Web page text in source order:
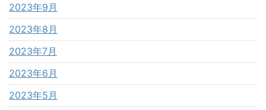
2023年9月
2023年8月
2023年7月
2023年6月
2023年5月